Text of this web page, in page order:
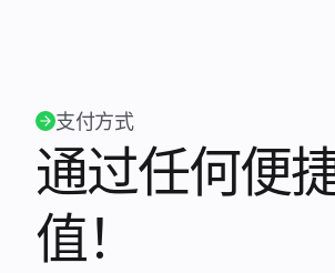
支付方式
通过任何便
值！